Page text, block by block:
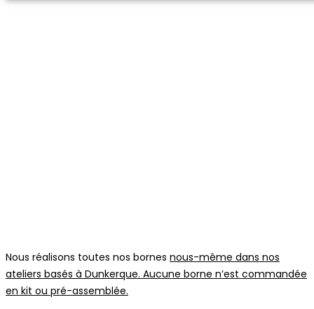
Nous réalisons toutes nos bornes nous-même dans nos
ateliers basés à Dunkerque. Aucune borne n’est commandée
en kit ou pré-assemblée.